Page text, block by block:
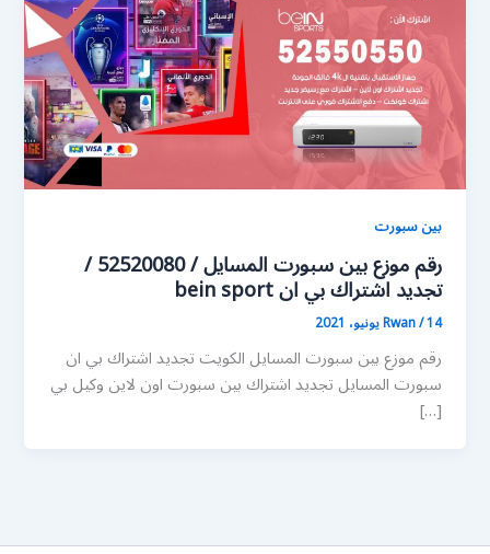
بين سبورت
رقم موزع بين سبورت المسايل / 52520080 /
تجديد اشتراك بي ان bein sport
Rwan/14 يونيو، 2021
رقم موزع بين سبورت المسايل الكويت تجديد اشتراك بي ان
سبورت المسايل تجديد اشتراك بين سبورت اون لاين وكيل بي
[…]